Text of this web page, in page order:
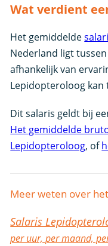
Wat verdient
Het gemiddelde
Nederland ligt
afhankelijk van
Lepidopteroloog kan
Dit salaris geldt bij
Het gemiddelde
Lepidopteroloog, of
Meer weten over
Salaris
per uur, per maand,